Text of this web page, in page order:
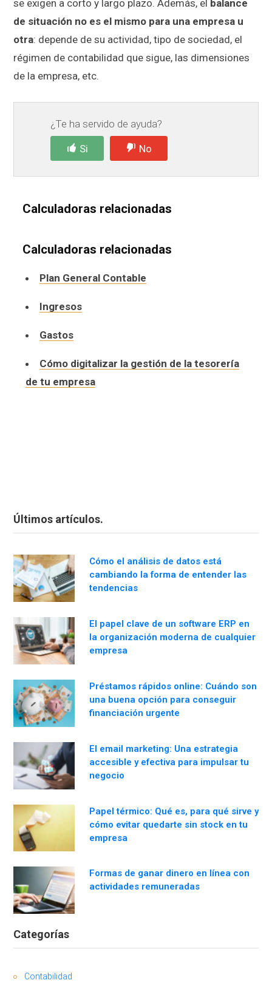
se exigen a corto y largo plazo. Además, el balance
de situación no es el mismo para una empresa u
otra: depende de su actividad, tipo de sociedad, el
régimen de contabilidad que sigue, las dimensiones
de la empresa, etc.
¿Te ha servido de ayuda?
Si No
Calculadoras relacionadas
Calculadoras relacionadas
Plan General Contable
Ingresos
Gastos
Cómo digitalizar la gestión de la tesorería
de tu empresa
Últimos artículos.
Cómo el análisis de datos está
cambiando la forma de entender las
tendencias
El papel clave de un software ERP en
la organización moderna de cualquier
empresa
Préstamos rápidos online: Cuándo son
una buena opción para conseguir
financiación urgente
El email marketing: Una estrategia
accesible y efectiva para impulsar tu
negocio
Papel térmico: Qué es, para qué sirve y
cómo evitar quedarte sin stock en tu
empresa
Formas de ganar dinero en línea con
actividades remuneradas
Categorías
Contabilidad